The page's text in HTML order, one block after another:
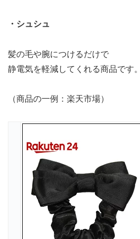
・シュシュ
髪の毛や腕につけるだけで
静電気を軽減してくれる商品です。
（商品の一例：楽天市場）